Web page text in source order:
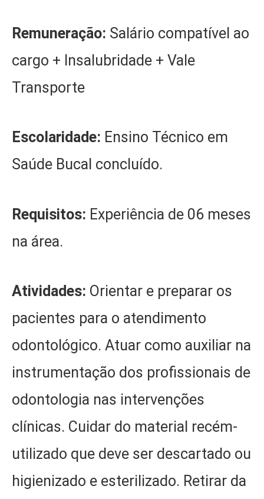
Remuneração: Salário compatível ao
cargo + Insalubridade + Vale
Transporte
Escolaridade: Ensino Técnico em
Saúde Bucal concluído.
Requisitos: Experiência de 06 meses
na área.
Atividades: Orientar e preparar os
pacientes para o atendimento
odontológico. Atuar como auxiliar na
instrumentação dos profissionais de
odontologia nas intervenções
clínicas. Cuidar do material recém-
utilizado que deve ser descartado ou
higienizado e esterilizado. Retirar da